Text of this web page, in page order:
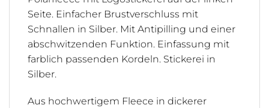
Seite. Einfacher Brustverschluss mit
Schnallen in Silber. Mit Antipilling und einer
abschwitzenden Funktion. Einfassung mit
farblich passenden Kordeln. Stickerei in
Silber.
Aus hochwertigem Fleece in dickerer